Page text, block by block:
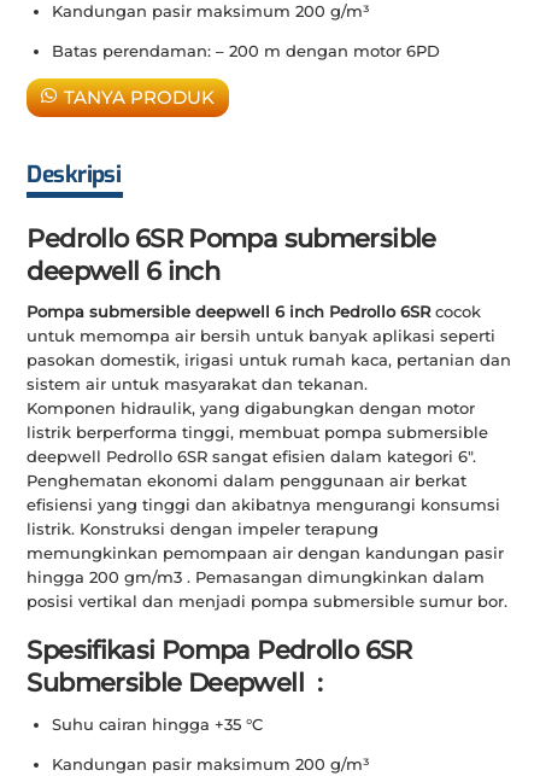
Kandungan pasir maksimum 200 g/m³
Batas perendaman: – 200 m dengan motor 6PD
TANYA PRODUK
Deskripsi
Pedrollo 6SR Pompa submersible
deepwell 6 inch
Pompa submersible deepwell 6 inch Pedrollo 6SRcocok
untuk memompa air bersih untuk banyak aplikasi seperti
pasokan domestik, irigasi untuk rumah kaca, pertanian dan
sistem air untuk masyarakat dan tekanan.
Komponen hidraulik, yang digabungkan dengan motor
listrik berperforma tinggi, membuat pompa submersible
deepwell Pedrollo 6SR sangat efisien dalam kategori 6″.
Penghematan ekonomi dalam penggunaan air berkat
efisiensi yang tinggi dan akibatnya mengurangi konsumsi
listrik. Konstruksi dengan impeler terapung
memungkinkan pemompaan air dengan kandungan pasir
hingga 200 gm/m3 . Pemasangan dimungkinkan dalam
posisi vertikal dan menjadi pompa submersible sumur bor.
Spesifikasi Pompa Pedrollo 6SR
Submersible Deepwell :
Suhu cairan hingga +35 °C
Kandungan pasir maksimum 200 g/m³